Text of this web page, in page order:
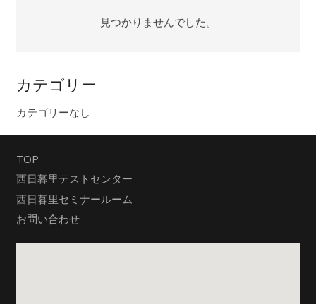
見つかりませんでした。
カテゴリー
カテゴリーなし
TOP
西日暮里テストセンター
西日暮里セミナールーム
お問い合わせ